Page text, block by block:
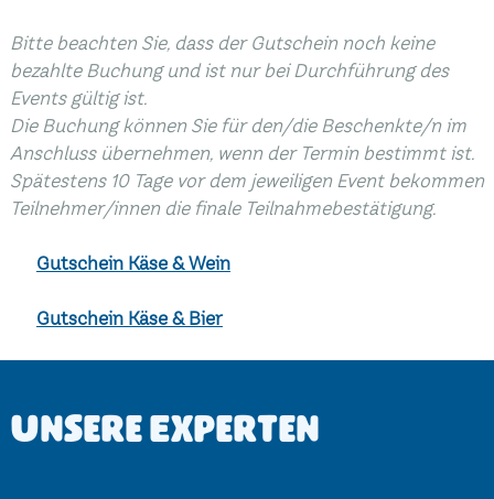
Bitte beachten Sie, dass der Gutschein noch keine
bezahlte Buchung und ist nur bei Durchführung des
Events gültig ist.
Die Buchung können Sie für den/die Beschenkte/n im
Anschluss übernehmen, wenn der Termin bestimmt ist.
Spätestens 10 Tage vor dem jeweiligen Event bekommen
Teilnehmer/innen die finale Teilnahmebestätigung.
Gutschein Käse & Wein
Gutschein Käse & Bier
Unsere Experten